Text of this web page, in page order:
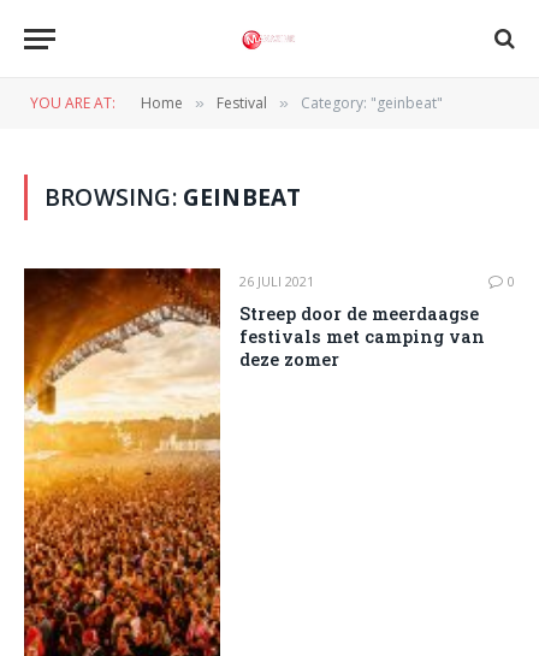
YOU ARE AT: Home » Festival » Category: "geinbeat"
BROWSING: GEINBEAT
26 JULI 2021 0
Streep door de meerdaagse
festivals met camping van
deze zomer